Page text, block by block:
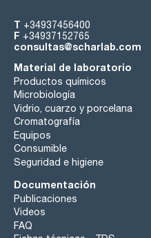
T +34937456400
F +34937152765
consultas@scharlab.com
Material de laboratorio
Productos químicos
Microbiología
Vidrio, cuarzo y porcelana
Cromatografía
Equipos
Consumible
Seguridad e higiene
Documentación
Publicaciones
Videos
FAQ